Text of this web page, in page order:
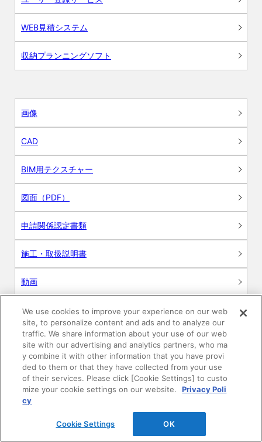
WEB見積システム
収納プランニングソフト
画像
CAD
BIM用テクスチャー
図面（PDF）
申請関係認定書類
施工・取扱説明書
動画
シミュレーションツール
24時間換気システム〈エアスマート〉
簡易設計見積ソフト
R&Dセンター環境測定・分析サービス
商品マスター申し込み
We use cookies to improve your experience on our web
site, to personalize content and ads and to analyze our
traffic. We share information about your use of our web
site with our advertising and analytics partners, who ma
y combine it with other information that you have provi
ded to them or that they have collected from your use
of their services. Please click [Cookie Settings] to custo
mize your cookie settings on our website.
Privacy Poli
cy
Cookie Settings OK